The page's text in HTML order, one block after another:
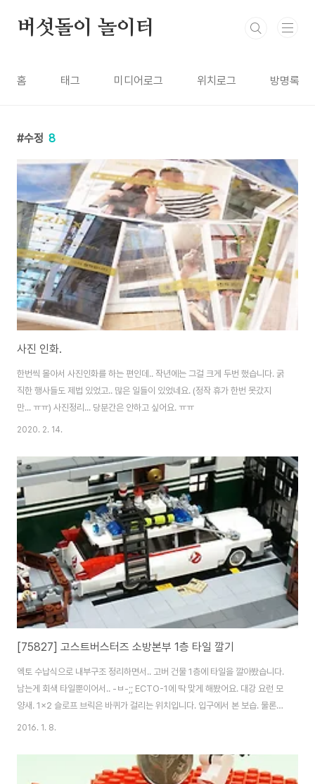
버섯돌이 놀이터
홈 태그 미디어로그 위치로그 방명록
수정 8
사진 인화.
한번씩 몰아서 사진인화를 하는 편인데.. 작년에는 그걸 크게 두번 했습니다. 굵
직한 행사들도 제법 있었고.. 많은 일들이 있었네요. (정작 휴가 한번 못갔지
만... ㅠㅠ) 사진정리... 당분간은 안하고 싶어요. ㅠㅠ
2020. 2. 14.
[75827] 고스트버스터즈 소방본부 1층 타일 깔기
엑토 수납식으로 내부구조 정리하면서.. 고버 건물 1층에 타일을 깔아봤습니다.
남는게 회색 타일뿐이어서.. -ㅂ-;; ECTO-1에 딱 맞게 해봤어요. 대강 요런 모
양새. 1x2 슬로프 브릭은 바퀴가 걸리는 위치입니다. 입구에서 본 보습. 물론
오픈면을 모두 닫으면 저 위치에 있지 않습니다. 더 옆으로 밀리죠. ㅋ 나중에
2016. 1. 8.